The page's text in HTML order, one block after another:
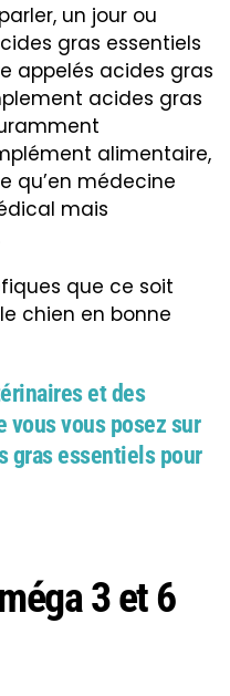
un jour ou
gras essentiels
appelés acides gras
acides gras
alimentaire,
qu’en médecine
mais
que ce soit
chien en bonne
et des
vous vous posez sur
gras essentiels pour
3 et 6